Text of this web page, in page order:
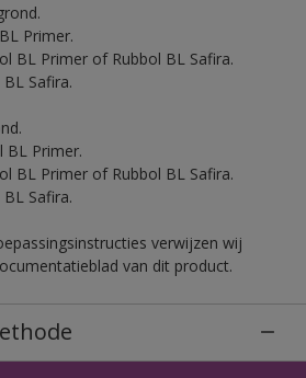
Primer.
BL Primer of Rubbol BL Safira.
Safira.
BL Primer.
BL Primer of Rubbol BL Safira.
Safira.
verwijzen wij
van dit product.